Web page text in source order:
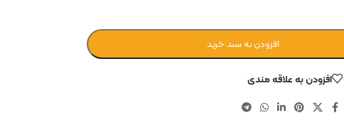
افزودن به سبد خرید
افزودن به علاقه مندی